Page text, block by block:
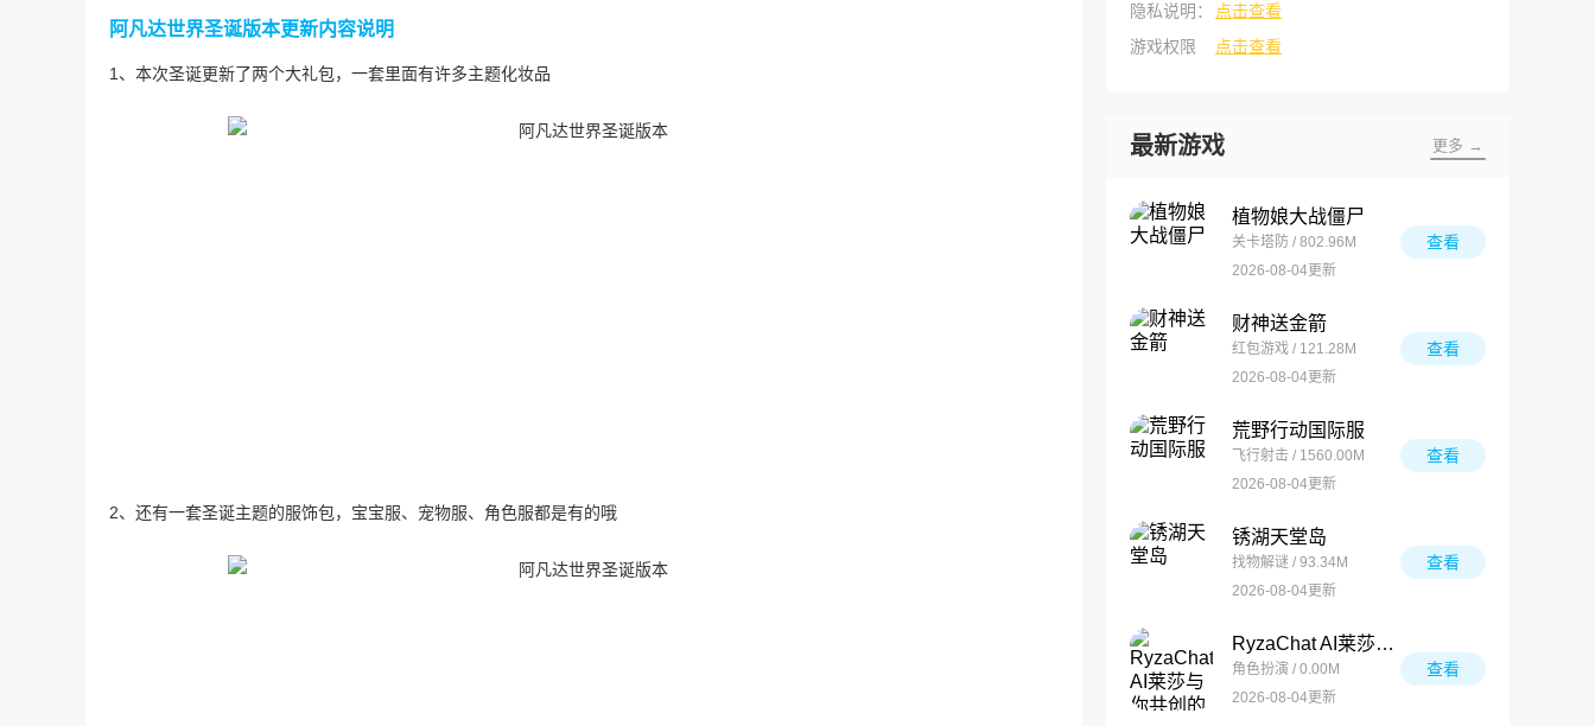
阿凡达世界圣诞版本更新内容说明
1、 本次圣诞更新了两个大礼包，一套里面有许多主题化妆品
2、还有一套圣诞主题的服饰包，宝宝服、宠物服、角色服都是有的哦
隐私说明：
点击查看
游戏权限
点击查看
最新游戏 更多 →
植物娘大战僵尸
关卡塔防 / 802.96M
2026-08-04更新
查看
财神送金箭
红包游戏 / 121.28M
2026-08-04更新
查看
荒野行动国际服
飞行射击 / 1560.00M
2026-08-04更新
查看
锈湖天堂岛
找物解谜 / 93.34M
2026-08-04更新
查看
RyzaChat AI莱莎与你共创的专属夏日梦物语
角色扮演 / 0.00M
2026-08-04更新
查看